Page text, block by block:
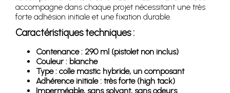
accompagne dans chaque projet nécessitant une très
forte adhésion initiale et une fixation durable.
Caractéristiques techniques :
Contenance : 290 ml (pistolet non inclus)
Couleur : blanche
Type : colle mastic hybride, un composant
Adhérence initiale : très forte (high tack)
Imperméable, sans solvant, sans odeurs